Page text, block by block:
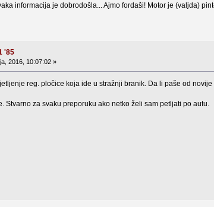
informacija je dobrodošla... Ajmo fordaši! Motor je (valjda)
'85
2016, 10:07:02 »
reg. pločice koja ide u stražnji branik. Da li paše od
Stvarno za svaku preporuku ako netko želi sam petljati po autu.